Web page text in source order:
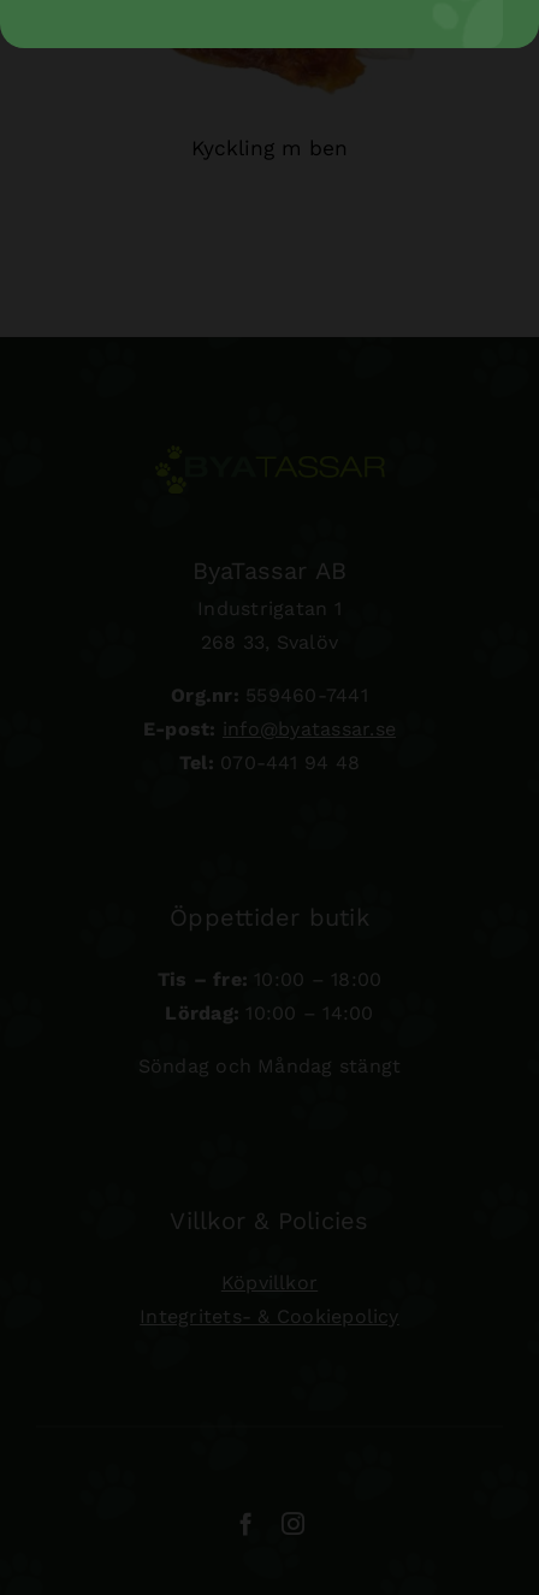
Kyckling m ben
ByaTassar AB
Industrigatan 1
268 33, Svalöv
Org.nr: 559460-7441
E-post: info@byatassar.se
Tel: 070-441 94 48
Öppettider butik
Tis – fre: 10:00 – 18:00
Lördag: 10:00 – 14:00
Söndag och Måndag stängt
Villkor & Policies
Köpvillkor
Integritets- & Cookiepolicy